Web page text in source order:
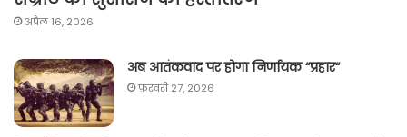
अप्रैल 16, 2026
अब आतंकवाद पर होगा निर्णायक “प्रहार“
फ़रवरी 27, 2026